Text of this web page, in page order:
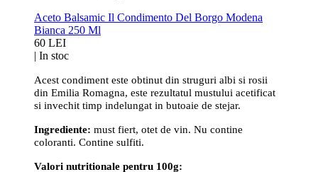
Aceto Balsamic Il Condimento Del Borgo Modena
Bianca 250 Ml
60 LEI
| In stoc
Acest condiment este obtinut din struguri albi si rosii
din Emilia Romagna, este rezultatul mustului acetificat
si invechit timp indelungat in butoaie de stejar.
Ingrediente: must fiert, otet de vin. Nu contine
coloranti. Contine sulfiti.
Valori nutritionale pentru 100g: